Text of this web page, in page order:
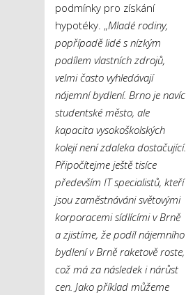
podmínky pro získání
hypotéky. „Mladé rodiny,
popřípadě lidé s nízkým
podílem vlastních zdrojů,
velmi často vyhledávají
nájemní bydlení. Brno je navíc
studentské město, ale
kapacita vysokoškolských
kolejí není zdaleka dostačující.
Připočítejme ještě tisíce
především IT specialistů, kteří
jsou zaměstnáváni světovými
korporacemi sídlícími v Brně
a zjistíme, že podíl nájemního
bydlení v Brně raketově roste,
což má za následek i nárůst
cen. Jako příklad můžeme